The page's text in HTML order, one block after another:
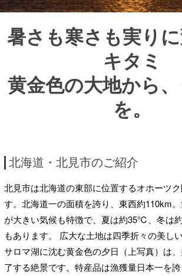
暑さも寒さも実りに
キタミ
黄金色の大地から
を。
北海道・北見市のご紹介
北見市は北海道の東部に位置するオホーツ
す。北海道一の面積を誇り、東西約110km
が大きい気候も特徴で、夏は約35℃、冬は
もあります。 広大な土地は四季折々の美し
サロマ湖に沈む黄金色の夕日（上写真）は
了する絶景です。特産品は漁獲量日本一を